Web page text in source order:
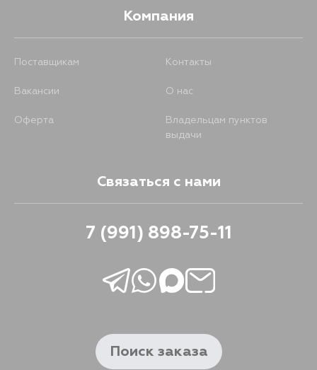
Компания
Поставщикам Контакты
Вакансии О нас
Оферта
Владельцам пунктов
выдачи
Связаться с нами
7 (991) 898-75-11
Поиск заказа